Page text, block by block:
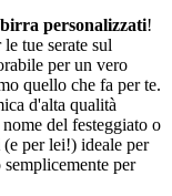
personalizzati!
tue serate sul
per un vero
quello che fa per te.
d'alta qualità
del festeggiato o
(e per lei!) ideale per
per